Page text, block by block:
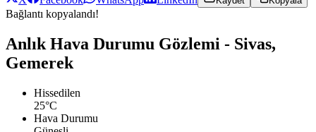
Bağlantı kopyalandı!
Anlık Hava Durumu Gözlemi - Sivas,
Gemerek
Hissedilen
25°C
Hava Durumu